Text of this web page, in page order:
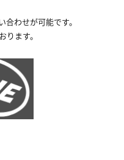
わせが可能です。
ります。